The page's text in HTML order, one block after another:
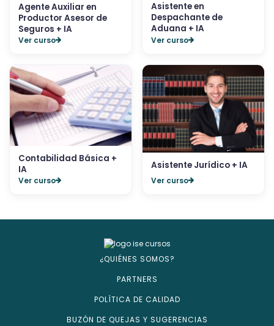
Agente Auxiliar en
Productor Asesor de
Seguros + IA
Ver curso
Asistente en
Despachante de
Aduana + IA
Ver curso
Contabilidad Básica +
IA
Ver curso
Asistente Jurídico + IA
Ver curso
¿QUIÉNES SOMOS?
PARTNERS
POLÍTICA DE CALIDAD
BUZÓN DE QUEJAS Y SUGERENCIAS